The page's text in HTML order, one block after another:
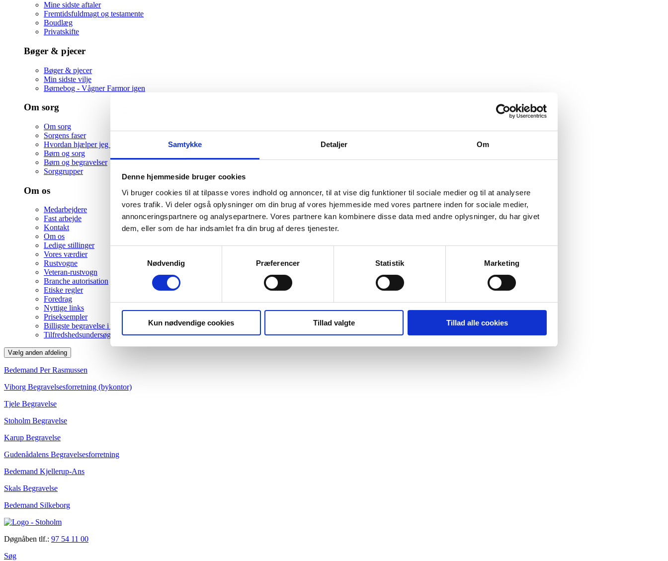
Samtykke Detaljer Om
Denne hjemmeside bruger cookies
Vi bruger cookies til at tilpasse vores indhold og annoncer, til at vise dig funktioner til sociale medier og til at analysere
vores trafik. Vi deler også oplysninger om din brug af vores hjemmeside med vores partnere inden for sociale medier,
annonceringspartnere og analysepartnere. Vores partnere kan kombinere disse data med andre oplysninger, du har givet
dem, eller som de har indsamlet fra din brug af deres tjenester.
Nødvendig
Præferencer Statistik Marketing
Kun nødvendige cookies Tillad valgte Tillad alle cookies
Mine sidste aftaler
Fremtidsfuldmagt og testamente
Boudlæg
Privatskifte
Bøger & pjecer
Bøger & pjecer
Min sidste vilje
Børnebog - Vågner Farmor igen
Om sorg
Om sorg
Sorgens faser
Hvordan hjælper jeg en ven i sorg
Børn og sorg
Børn og begravelser
Sorggrupper
Om os
Medarbejdere
Fast arbejde
Kontakt
Om os
Ledige stillinger
Vores værdier
Rustvogne
Veteran-rustvogn
Branche autorisation
Etiske regler
Foredrag
Nyttige links
Priseksempler
Billigste begravelse i Viborg
Tilfredshedsundersøgelse
Vælg anden afdeling
Bedemand Per Rasmussen
Viborg Begravelsesforretning (bykontor)
Tjele Begravelse
Stoholm Begravelse
Karup Begravelse
Gudenådalens Begravelsesforretning
Bedemand Kjellerup-Ans
Skals Begravelse
Bedemand Silkeborg
Døgnåben tlf.: 97 54 11 00
Søg